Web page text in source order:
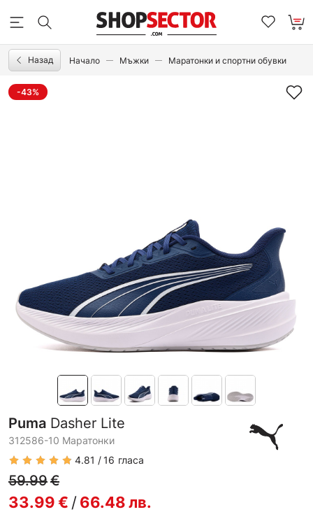
Назад Начало Мъжки Маратонки и спортни обувки
-43%
Puma Dasher Lite
312586-10 Маратонки
4.81
16 гласа
59.99€
33.99€ /66.48лв.